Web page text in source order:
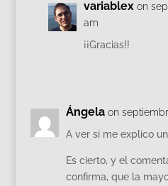
variablex on
am
¡¡Gracias!!
Ángela on
A ver si me explico
Es cierto, y el
confirma, que la